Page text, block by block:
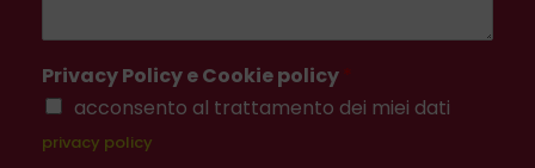
Privacy Policy e Cookie policy *
acconsento al trattamento dei miei dati
privacy policy